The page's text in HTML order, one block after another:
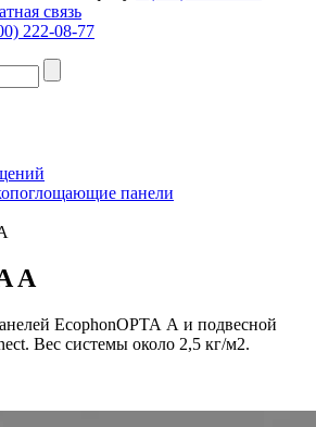
связь
222-08-77
панели
A
EcophonОРТА А и подвесной
Вес системы около 2,5 кг/м2.